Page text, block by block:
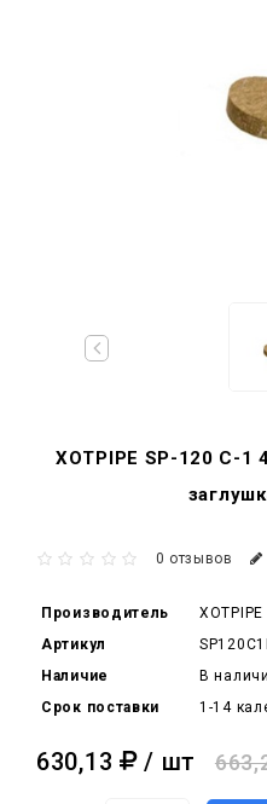
XOTPIPE SP-120 C-1
0 отзывов
Производитель
XOTPIPE
Артикул
Наличие
В
Срок поставки
1-14
630,13 / шт